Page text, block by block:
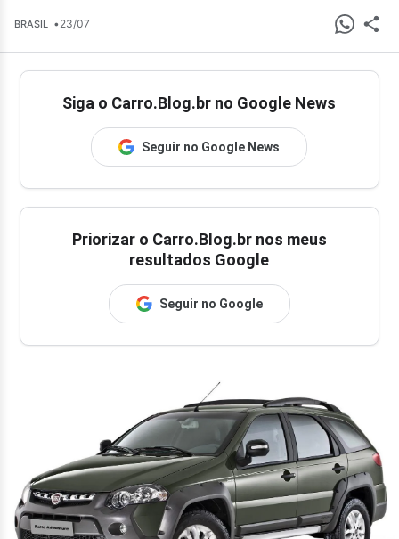
BRASIL •23/07
Siga o Carro.Blog.br no Google News
Seguir no Google News
Priorizar o Carro.Blog.br nos meus
resultados Google
Seguir no Google